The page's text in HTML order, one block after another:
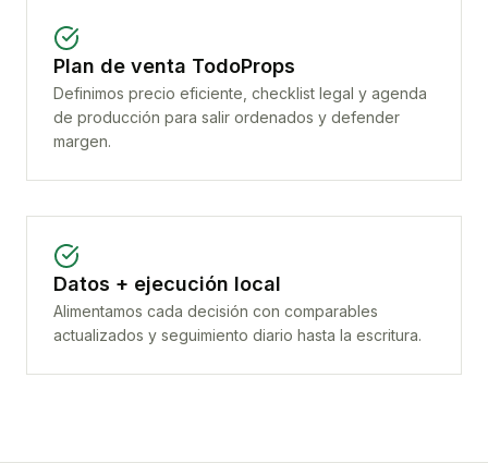
Plan de venta TodoProps
Definimos precio eficiente, checklist legal y agenda
de producción para salir ordenados y defender
margen.
Datos + ejecución local
Alimentamos cada decisión con comparables
actualizados y seguimiento diario hasta la escritura.